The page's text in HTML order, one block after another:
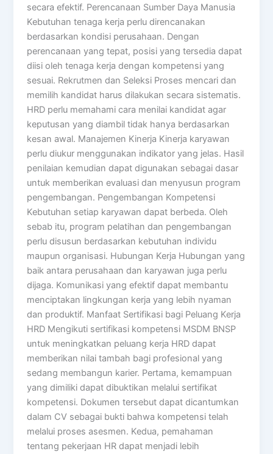
secara efektif. Perencanaan Sumber Daya Manusia
Kebutuhan tenaga kerja perlu direncanakan
berdasarkan kondisi perusahaan. Dengan
perencanaan yang tepat, posisi yang tersedia dapat
diisi oleh tenaga kerja dengan kompetensi yang
sesuai. Rekrutmen dan Seleksi Proses mencari dan
memilih kandidat harus dilakukan secara sistematis.
HRD perlu memahami cara menilai kandidat agar
keputusan yang diambil tidak hanya berdasarkan
kesan awal. Manajemen Kinerja Kinerja karyawan
perlu diukur menggunakan indikator yang jelas. Hasil
penilaian kemudian dapat digunakan sebagai dasar
untuk memberikan evaluasi dan menyusun program
pengembangan. Pengembangan Kompetensi
Kebutuhan setiap karyawan dapat berbeda. Oleh
sebab itu, program pelatihan dan pengembangan
perlu disusun berdasarkan kebutuhan individu
maupun organisasi. Hubungan Kerja Hubungan yang
baik antara perusahaan dan karyawan juga perlu
dijaga. Komunikasi yang efektif dapat membantu
menciptakan lingkungan kerja yang lebih nyaman
dan produktif. Manfaat Sertifikasi bagi Peluang Kerja
HRD Mengikuti sertifikasi kompetensi MSDM BNSP
untuk meningkatkan peluang kerja HRD dapat
memberikan nilai tambah bagi profesional yang
sedang membangun karier. Pertama, kemampuan
yang dimiliki dapat dibuktikan melalui sertifikat
kompetensi. Dokumen tersebut dapat dicantumkan
dalam CV sebagai bukti bahwa kompetensi telah
melalui proses asesmen. Kedua, pemahaman
tentang pekerjaan HR dapat menjadi lebih